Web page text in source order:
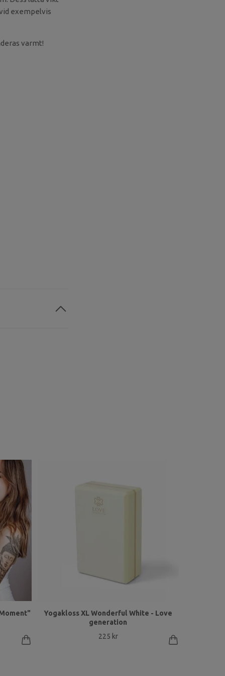
exempelvis
varmt!
Yogakloss XL Wonderful White - Love
generation
225 kr